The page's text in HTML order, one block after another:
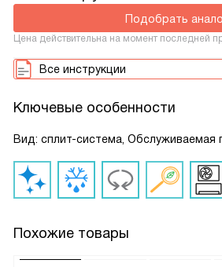
Подобрать
Цена действительна на момент последней
Все инструкции
Ключевые особенности
Вид: сплит-система, Обслуживаемая
Похожие товары